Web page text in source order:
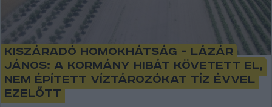
Kiszáradó Homokhátság – Lázár
János: a kormány hibát követett el,
nem épített víztározókat tíz évvel
ezelőtt